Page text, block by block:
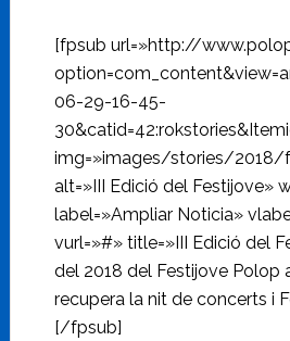
[fpsub url=»http://
06-29-16-45-
img=»images/stories/2018/
alt=»III Edició del Festijove»
label=»Ampliar Noticia»
vurl=»#» title=»III Edició del
del 2018 del Festijove Polop
recupera la nit de concerts i
[/fpsub]